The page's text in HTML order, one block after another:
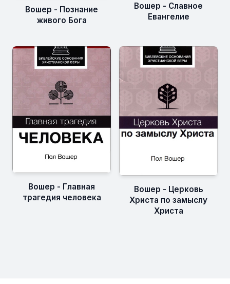
Вошер - Познание
живого Бога
Вошер - Славное
Евангелие
Вошер - Главная
трагедия человека
Вошер - Церковь
Христа по замыслу
Христа